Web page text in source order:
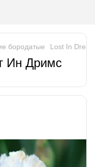
бородатые Lost In
Ин Дримс